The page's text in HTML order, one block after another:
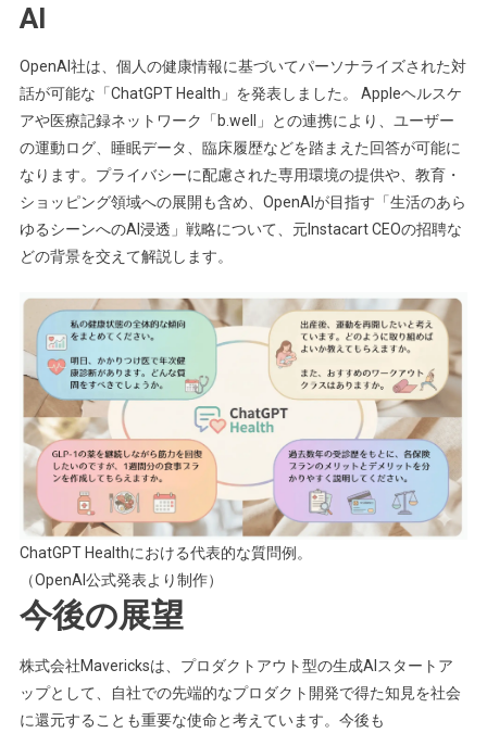
AI
OpenAI社は、個人の健康情報に基づいてパーソナライズされた対
話が可能な「ChatGPT Health」を発表しました。 Appleヘルスケ
アや医療記録ネットワーク「b.well」との連携により、ユーザー
の運動ログ、睡眠データ、臨床履歴などを踏まえた回答が可能に
なります。プライバシーに配慮された専用環境の提供や、教育・
ショッピング領域への展開も含め、OpenAIが目指す「生活のあら
ゆるシーンへのAI浸透」戦略について、元Instacart CEOの招聘な
どの背景を交えて解説します。
ChatGPT Healthにおける代表的な質問例。
（OpenAI公式発表より制作）
今後の展望
株式会社Mavericksは、プロダクトアウト型の生成AIスタートア
ップとして、自社での先端的なプロダクト開発で得た知見を社会
に還元することも重要な使命と考えています。今後も